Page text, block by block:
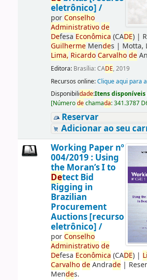
eletrônico] /
porConselho
Administrativo de
Defesa Econômica (CADE)|
GuilhermeMendes | Motta,
Lima, Ricardo Carvalho de
Editora: Brasília: CADE, 2019
Recursos online:Clique aqui para
Disponibilidade:Itens
[Númerodechamada:341.3787
Reservar
Adicionar ao seu
Working Paper nº
004/2019 : Using
the Moran’s I to
Detect Bid
Rigging in
Brazilian
Procurement
Auctions [recurso
eletrônico] /
porConselho
Administrativo de
Defesa Econômica (CADE)|
Carvalho deAndrade|
Mendes.